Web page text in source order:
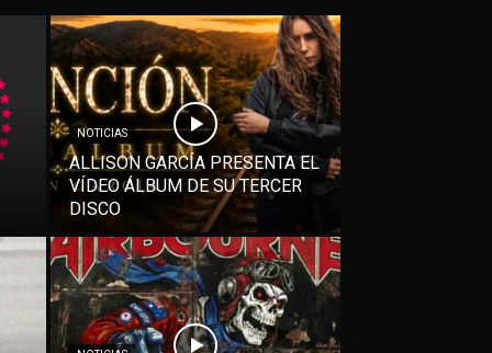
NOTICIAS
ALLISON GARCÍA PRESENTA EL
VÍDEO ÁLBUM DE SU TERCER
DISCO